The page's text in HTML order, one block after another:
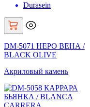
Durasein
DM-5071 НЕРО ВЕНА /
BLACK OLIVE
Акриловый камень